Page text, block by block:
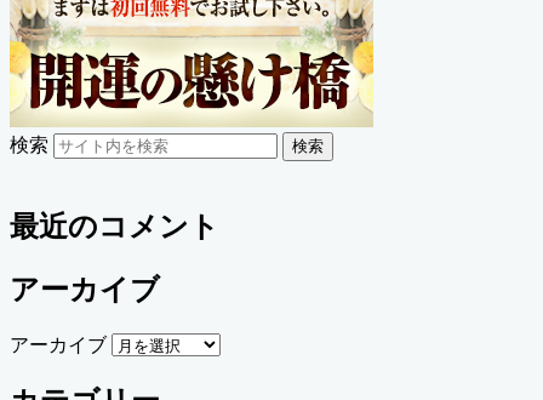
検索 検索
最近のコメント
アーカイブ
アーカイブ